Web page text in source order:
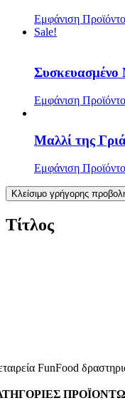
Εμφάνιση
Sale!
Συσκευασμένο
Εμφάνιση
Μαλλί της
Εμφάνιση
Κλείσιμο γρήγορης
Τίτλος
FunFood